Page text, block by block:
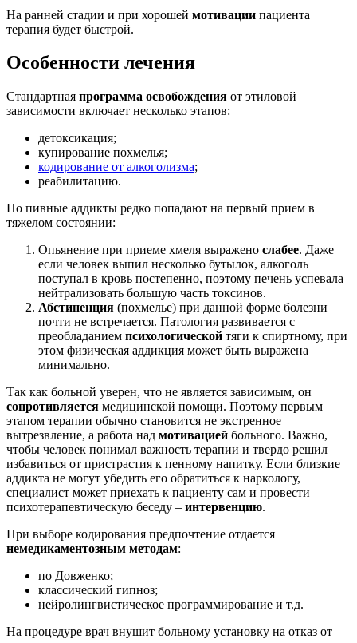
На ранней стадии и при хорошей мотивации пациента
терапия будет быстрой.
Особенности лечения
Стандартная программа освобождения от этиловой
зависимости включает несколько этапов:
детоксикация;
купирование похмелья;
кодирование от алкоголизма;
реабилитацию.
Но пивные аддикты редко попадают на первый прием в
тяжелом состоянии:
Опьянение при приеме хмеля выражено слабее. Даже
если человек выпил несколько бутылок, алкоголь
поступал в кровь постепенно, поэтому печень успевала
нейтрализовать большую часть токсинов.
Абстиненция (похмелье) при данной форме болезни
почти не встречается. Патология развивается с
преобладанием психологической тяги к спиртному, при
этом физическая аддикция может быть выражена
минимально.
Так как больной уверен, что не является зависимым, он
сопротивляется медицинской помощи. Поэтому первым
этапом терапии обычно становится не экстренное
вытрезвление, а работа над мотивацией больного. Важно,
чтобы человек понимал важность терапии и твердо решил
избавиться от пристрастия к пенному напитку. Если близкие
аддикта не могут убедить его обратиться к наркологу,
специалист может приехать к пациенту сам и провести
психотерапевтическую беседу – интервенцию.
При выборе кодирования предпочтение отдается
немедикаментозным методам:
по Довженко;
классический гипноз;
нейролингвистическое программирование и т.д.
На процедуре врач внушит больному установку на отказ от